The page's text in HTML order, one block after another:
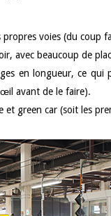
voies (du coup
avec beaucoup de
en longueur, ce qui
avant de le faire).
green car (soit les